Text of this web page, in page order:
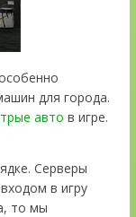
для города.
авто в игре.
Серверы
в игру
то мы